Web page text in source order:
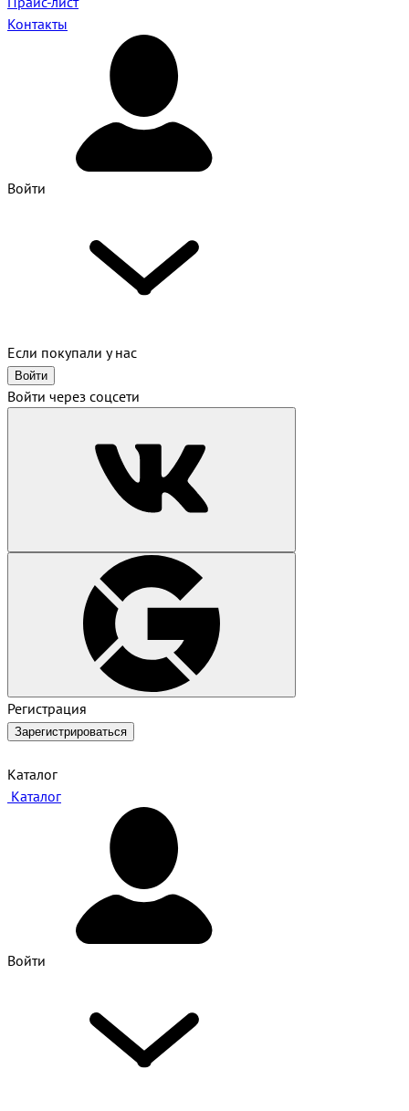
Контакты
Войти
Если покупали у нас
Войти
Войти через соцсети
Регистрация
Зарегистрироваться
Каталог
Каталог
Войти